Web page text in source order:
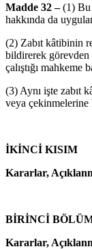
Madde 32 –(1) Bu
hakkında da
(2) Zabıt kâtibinin
bildirerek görevden
çalıştığı mahkeme
(3) Aynı işte zabıt
veya
İKİNCİ KISIM
Kararlar,
BİRİNCİ
Kararlar,